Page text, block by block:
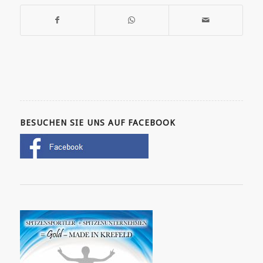
BESUCHEN SIE UNS AUF FACEBOOK